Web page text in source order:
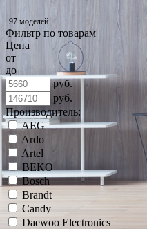
97 моделей
Фильтр по товарам
Цена
от
до
руб.
руб.
Производитель:
AEG
Ardo
Artel
BEKO
Bosch
Brandt
Candy
Daewoo Electronics